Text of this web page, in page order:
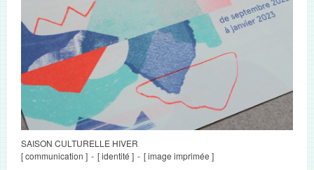
SAISON CULTURELLE HIVER
[ communication ]
[ identité ] [ image imprimée ]